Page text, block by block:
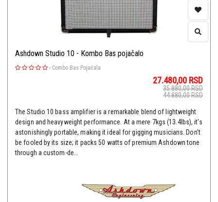
Ashdown Studio 10 - Kombo Bas pojačalo
- Combo Bas Pojačala
27.480,00 RSD
35.880,00RSD
44.880,00RSD
The Studio 10 bass amplifier is a remarkable blend of lightweight
design and heavyweight performance. At a mere 7kgs (13.4lbs), it's
astonishingly portable, making it ideal for gigging musicians. Don't
be fooled by its size; it packs 50 watts of premium Ashdown tone
through a custom-de...